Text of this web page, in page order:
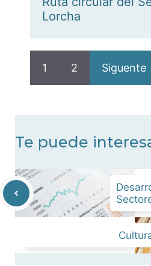
Lorcha
1 2 Siguente
Te puede